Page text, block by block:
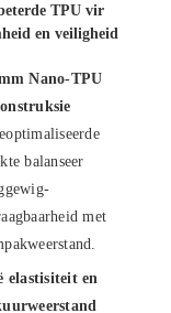
TPU vir
en veiligheid
Nano-TPU
balanseer
met
elastisiteit en